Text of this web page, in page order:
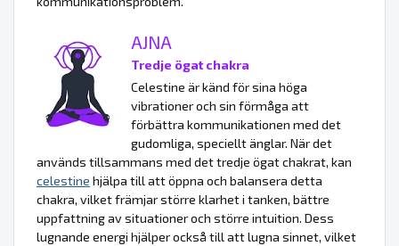
AJNA
Tredje ögat chakra
Celestine är känd för sina höga
vibrationer och sin förmåga att
förbättra kommunikationen med det
gudomliga, speciellt änglar. När det
används tillsammans med det tredje ögat chakrat, kan
celestine hjälpa till att öppna och balansera detta
chakra, vilket främjar större klarhet i tanken, bättre
uppfattning av situationer och större intuition. Dess
lugnande energi hjälper också till att lugna sinnet, vilket